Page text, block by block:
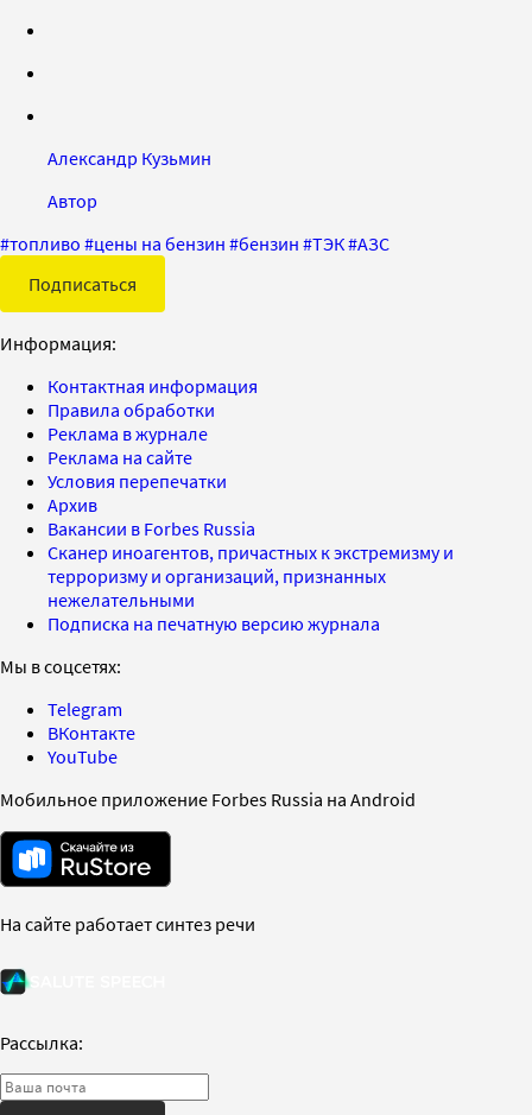
Александр Кузьмин
Автор
#топливо #цены на бензин #бензин #ТЭК#АЗС
Подписаться
Информация:
Контактная информация
Правила обработки
Реклама в журнале
Реклама на сайте
Условия перепечатки
Архив
Вакансии в Forbes Russia
Сканер иноагентов, причастных к экстремизму и
терроризму и организаций, признанных
нежелательными
Подписка на печатную версию журнала
Мы в соцсетях:
Telegram
ВКонтакте
YouTube
Мобильное приложение Forbes Russia на Android
На сайте работает синтез речи
Рассылка: